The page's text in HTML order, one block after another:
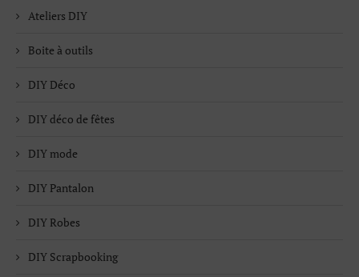
Ateliers DIY
Boite à outils
DIY Déco
DIY déco de fêtes
DIY mode
DIY Pantalon
DIY Robes
DIY Scrapbooking